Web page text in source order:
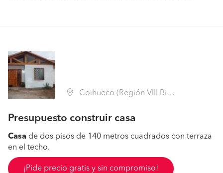
Coihueco (Región VIII Biobío - Ñuble)
Presupuesto construir casa
Casa de dos pisos de 140 metros cuadrados con terraza
en el techo.
¡Pide precio gratis y sin compromiso!